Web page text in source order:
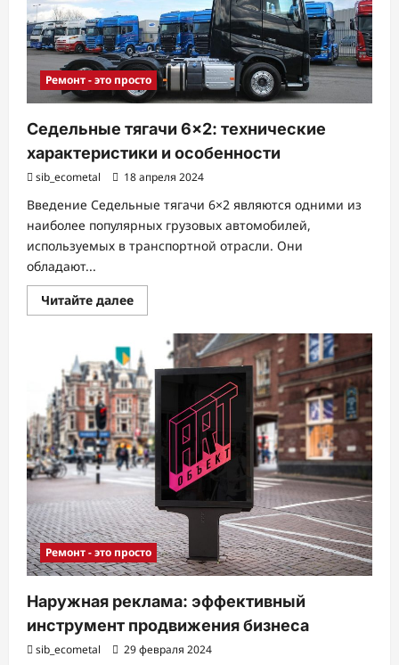
Ремонт - это просто
Седельные тягачи 6×2: технические
характеристики и особенности
sib_ecometal 18 апреля 2024
Введение Седельные тягачи 6×2 являются одними из
наиболее популярных грузовых автомобилей,
используемых в транспортной отрасли. Они
обладают...
Читайте далееПрочитать
больше
Седельные
тягачи
6×2:
технические
характеристики
и
особенности
Ремонт - это просто
Наружная реклама: эффективный
инструмент продвижения бизнеса
sib_ecometal 29 февраля 2024